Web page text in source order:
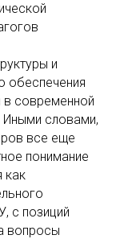
и
обеспечения
современной
Иными словами,
все еще
понимание
как
с позиций
вопросы